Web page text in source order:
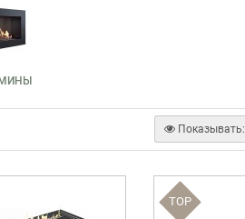
Показывать:
TOP